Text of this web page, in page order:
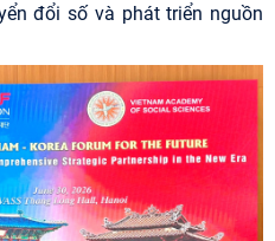
đổi số và phát triển nguồn